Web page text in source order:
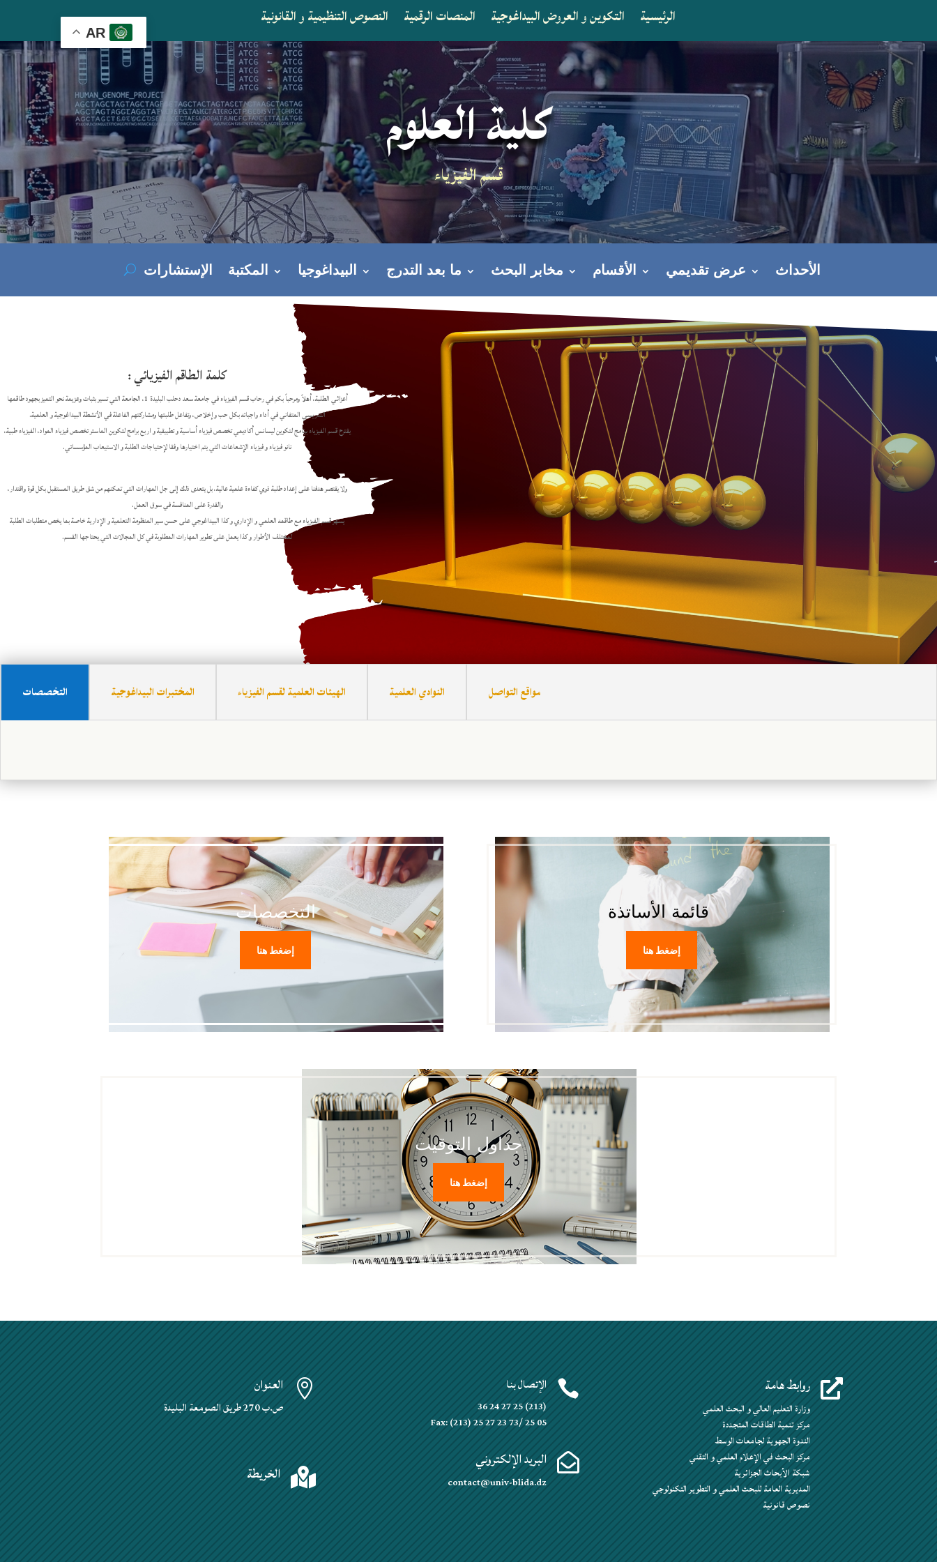
AR
الرئيسية التكوين و العروض البيداغوجية المنصات الرقمية النصوص التنظيمية و القانونية
كلية العلوم
قسم الفيزياء
الأحداث عرض تقديمي الأقسام مخابر البحث ما بعد التدرج البيداغوجيا المكتبة الإستشارات
كلمة الطاقم الفيزيائي :
أعزائي الطلبة، أهلاً ومرحباً بكم في رحاب قسم الفيزياء في جامعة سعد دحلب البليدة 1، الجامعة التي تسير بثبات وعزيمة نحو التميز بجهود طاقمها
التدريسي المتفاني في أداء واجباته بكل حب وإخلاص، وتفاعل طلبتها ومشاركتهم الفاعلة في الأنشطة البيداغوجية و العلمية.
يقترح قسم الفيزياء برنامج لتكوين ليسانس أكاديمي تخصص فيزياء أساسية و تطبيقية و اربع برامج لتكوين الماستر تخصص فيزياء المواد، الفيزياء طبية،
نانو فيزياء و فيزياء الإشعاعات التي يتم اختيارها وفقا لإحتياجات الطلبة و الاستيعاب المؤسساتي.
ولا يقتصر هدفنا على إعداد طلبة ذوي كفاءة علمية عالية، بل يتعدى ذلك إلى جل المهارات التي تمكنهم من شق طريق المستقبل بكل قوة واقتدار،
والقدرة على المنافسة في سوق العمل.
يسهر قسم الفيزياء مع طاقمه العلمي و الإداري و كذا البيداغوجي على حسن سير المنظومة التعلمية و الإدارية خاصة بما يخص متطلبات الطلبة
لمختلف الأطوار و كذا يعمل على تطوير المهارات المطلوبة في كل المجالات التي يحتاجها القسم.
التخصصات المختبرات البيداغوجية الهيئات العلمية لقسم الفيزياء النوادي العلمية مواقع التواصل
التخصصات
إضغط هنا
قائمة الأساتذة
إضغط هنا
جداول التوقيت
إضغط هنا
 العنوان
ص.ب 270 طريق الصومعة البليدة
 الخريطة
 الإتصال بنا
(213) 25 27 24 36
Fax: (213) 25 27 23 73/ 25 05
 البريد الإلكتروني
contact@univ-blida.dz
 روابط هامة
وزارة التعليم العالي و البحث العلمي
مركز تنمية الطاقات المتجددة
الندوة الجهوية لجامعات الوسط
مركز البحث في الإعلام العلمي و التقني
شبكة الأبحاث الجزائرية
المديرية العامة للبحث العلمي و التطوير التكنولوجي
نصوص قانونية